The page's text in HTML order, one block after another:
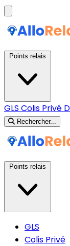
GLS Colis Privé
Rechercher...
GLS
Colis Privé